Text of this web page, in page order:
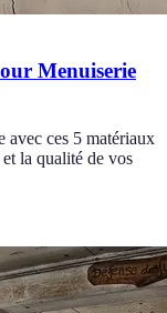
Menuiserie
avec ces 5 matériaux
la qualité de vos